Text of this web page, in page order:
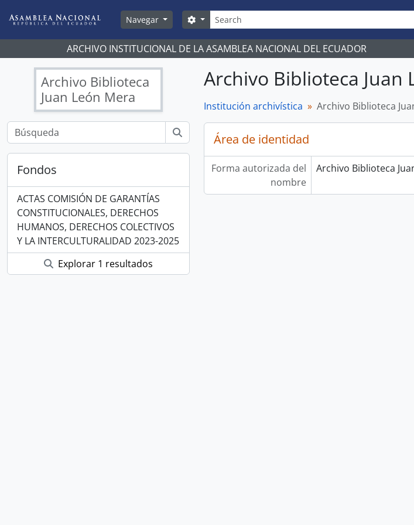
Navegar
Búsqueda
Search options
ARCHIVO INSTITUCIONAL DE LA ASAMBLEA NACIONAL DEL ECUADOR
Archivo Biblioteca
Juan León Mera
Fondos
ACTAS COMISIÓN DE GARANTÍAS
CONSTITUCIONALES, DERECHOS
HUMANOS, DERECHOS COLECTIVOS
Y LA INTERCULTURALIDAD 2023-2025
Explorar 1 resultados
Archivo Biblioteca Juan
Institución archivística Archivo Biblioteca
Área de identidad
Forma autorizada del
nombre
Archivo Biblioteca